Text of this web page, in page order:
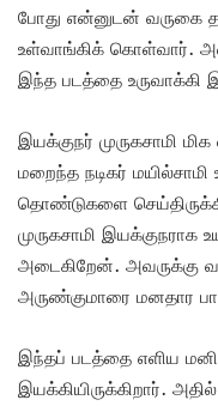
போது என்னுடன் வருகை
உள்வாங்கிக் கொள்வார்.
இந்த படத்தை உருவாக்கி
இயக்குநர் முருகசாமி
மறைந்த நடிகர்
தொண்டுகளை
முருகசாமி இயக்குநராக
அடைகிறேன். அவருக்கு
அருண்குமாரை மனதார
இந்தப் படத்தை எளிய
இயக்கியிருக்கிறார்.